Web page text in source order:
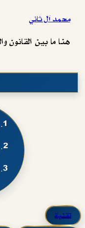
محمد آل ثاني
هنا ما بين القانون
تقنية